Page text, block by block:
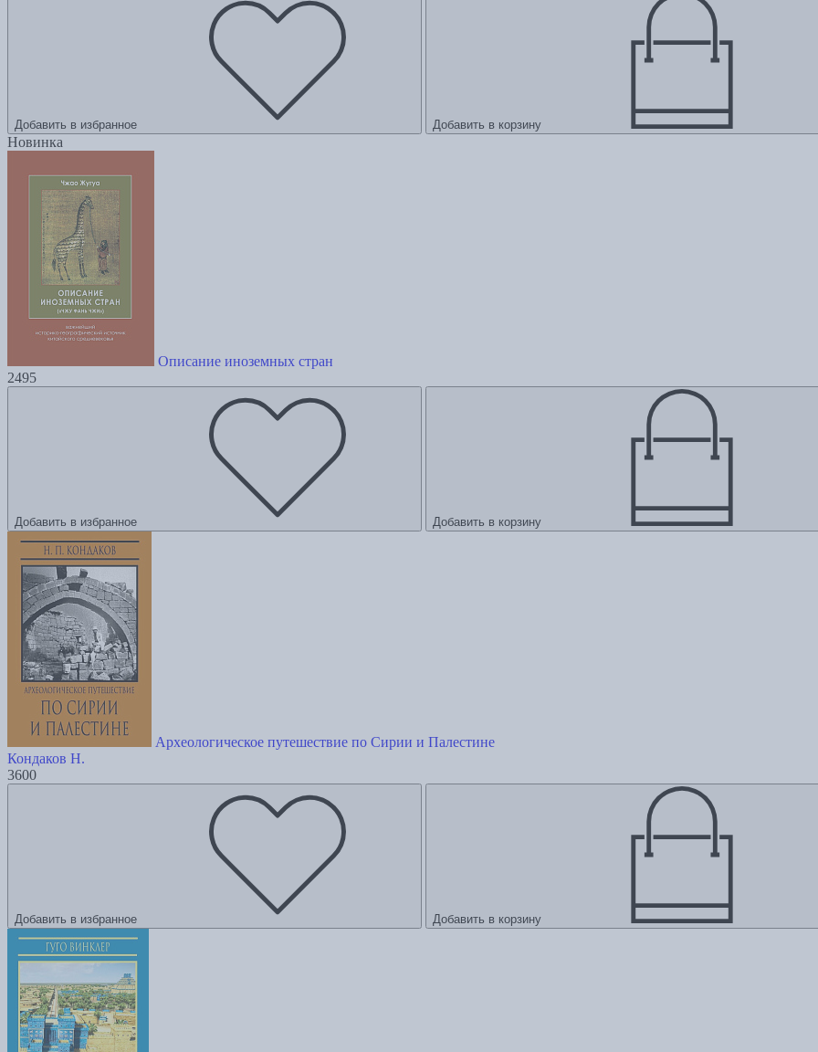
Добавить в избранное Добавить в корзину
Новинка
Описание иноземных стран
2495
Добавить в избранное Добавить в корзину
Археологическое путешествие по Сирии и Палестине
Кондаков Н.
3600
Добавить в избранное Добавить в корзину